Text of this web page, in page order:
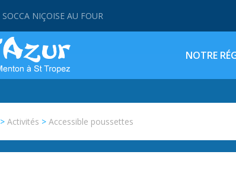
SOCCA NIÇOISE AU FOUR
NOTRE
>Activités >Accessible poussettes